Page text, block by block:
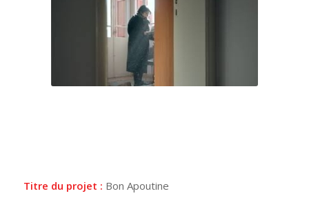
Titre du projet : Bon Apoutine